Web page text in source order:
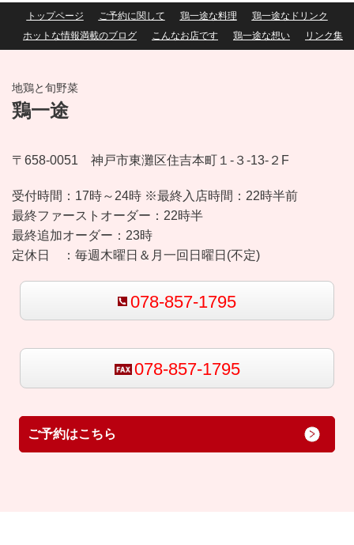
トップページ ご予約に関して 鶏一途な料理
鶏一途なドリンク
ホットな情報満載のブログ
こんなお店です 鶏一途な想い リンク集
地鶏と旬野菜
鶏一途
〒658-0051 神戸市東灘区住吉本町１-３-13-２F
受付時間： 17時～24時 ※最終入店時間：22時半前
最終ファーストオーダー：22時半
最終追加オーダー：23時
定休日 ： 毎週木曜日＆月一回日曜日(不定)
078-857-1795
078-857-1795
ご予約はこちら